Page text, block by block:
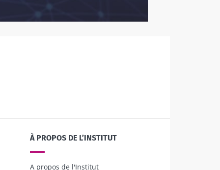
À PROPOS DE L’INSTITUT
A propos de l'Institut